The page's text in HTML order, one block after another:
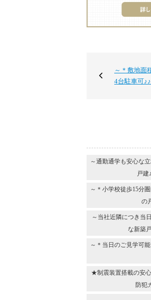
～＊敷地面
4台駐車可
～通勤通学も安心な
戸建
～＊小学校徒歩15分
の
～当社近隣につき当
な新築
～＊当日のご見学可
★制震装置搭載の安
防犯